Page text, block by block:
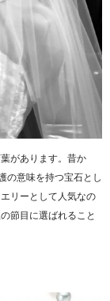
があります。昔か
の意味を持つ宝石とし
リーとして人気なの
節目に選ばれること